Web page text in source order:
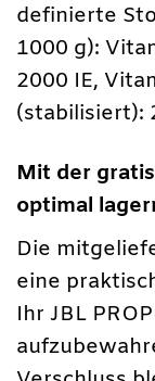
definierte
1000 g):
2000 IE,
(stabilisiert):
Mit der
optimal
Die
eine
Ihr JBL